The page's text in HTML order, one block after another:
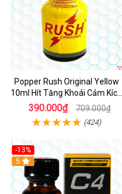
Popper Rush Original Yellow
10ml Hít Tăng Khoái Cảm Kích
Thích Mạnh
390.000₫ 709.000₫
(424)
-13%
Hot
5